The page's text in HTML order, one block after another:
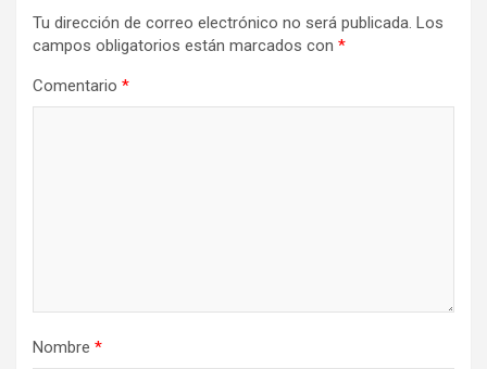
Tu dirección de correo electrónico no será publicada. Los
campos obligatorios están marcados con *
Comentario *
Nombre *